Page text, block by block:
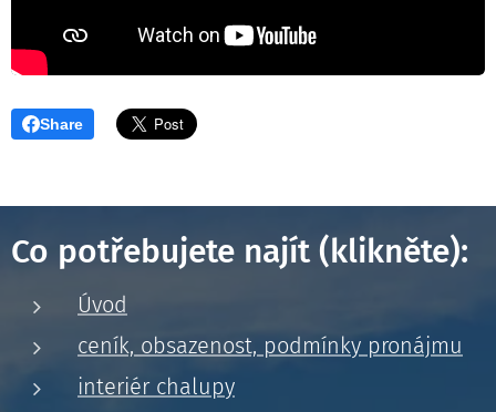
Share
Co potřebujete najít (klikněte):
Úvod
ceník, obsazenost, podmínky pronájmu
interiér chalupy